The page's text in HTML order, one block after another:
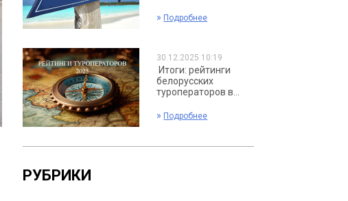
» Подробнее
30.12.2025 10:19
Итоги: рейтинги
белорусских
туроператоров в...
» Подробнее
РУБРИКИ